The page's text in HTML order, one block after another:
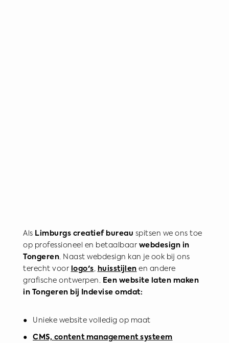
Als Limburgs creatief bureau spitsen we ons toe
op professioneel en betaalbaar webdesign in
Tongeren . Naast webdesign kan je ook bij ons
terecht voor logo's huisstijlen en andere
grafische ontwerpen.
Een website laten maken
in Tongeren bij Indevise omdat:
● Unieke website volledig op maat
● CMS, content management systeem